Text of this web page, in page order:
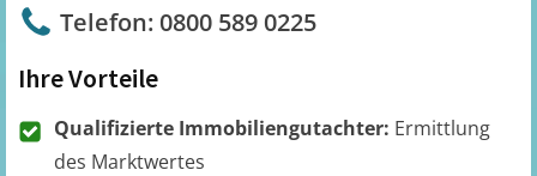
Telefon: 0800 589 0225
Ihre Vorteile
Qualifizierte Immobiliengutachter: Ermittlung
des Marktwertes